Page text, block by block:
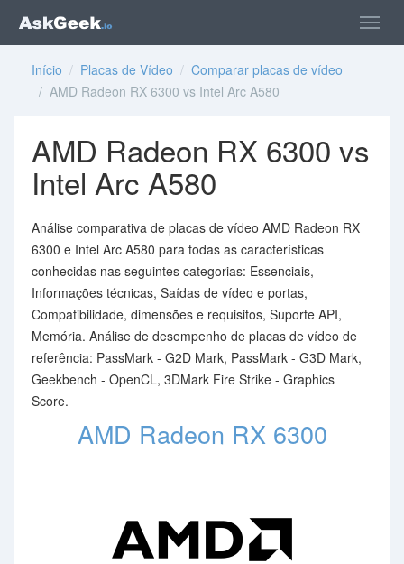
Início / Placas de Vídeo / Comparar placas de vídeo
/ AMD Radeon RX 6300 vs Intel Arc A580
AMD Radeon RX 6300 vs
Intel Arc A580
Análise comparativa de placas de vídeo AMD Radeon RX
6300 e Intel Arc A580 para todas as características
conhecidas nas seguintes categorias: Essenciais,
Informações técnicas, Saídas de vídeo e portas,
Compatibilidade, dimensões e requisitos, Suporte API,
Memória. Análise de desempenho de placas de vídeo de
referência: PassMark - G2D Mark, PassMark - G3D Mark,
Geekbench - OpenCL, 3DMark Fire Strike - Graphics
Score.
AMD Radeon RX 6300